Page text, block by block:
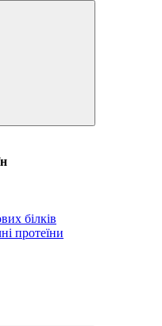
білків
протеїни